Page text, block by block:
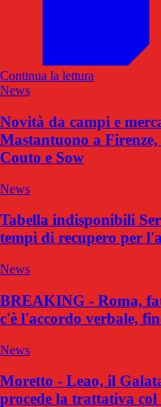
Continua la lettura
News
Novità da campi e
Mastantuono a
Couto e Sow
News
Tabella indisponibili
tempi di recupero per
News
BREAKING - Roma,
c'è l'accordo verbale,
News
Moretto - Leao, il
procede la trattativa